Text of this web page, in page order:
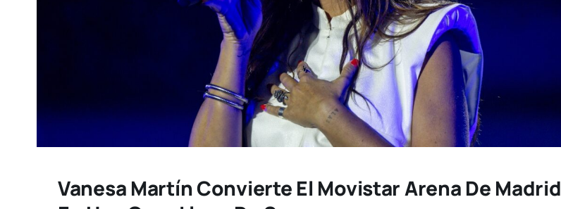
Vanesa Martín Convierte El Movistar Arena De Madrid